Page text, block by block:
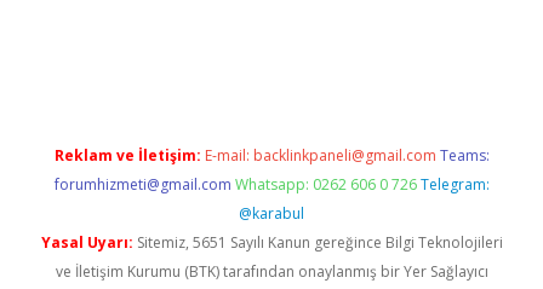
Reklam ve İletişim: E-mail: backlinkpaneli@gmail.com Teams:
forumhizmeti@gmail.com Whatsapp: 0262 606 0 726 Telegram:
@karabul
Yasal Uyarı: Sitemiz, 5651 Sayılı Kanun gereğince Bilgi Teknolojileri
ve İletişim Kurumu (BTK) tarafından onaylanmış bir Yer Sağlayıcı